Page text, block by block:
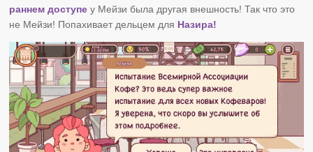
раннем доступе у Мейзи была другая внешность! Так что это
не Мейзи! Попахивает дельцем для Назира!